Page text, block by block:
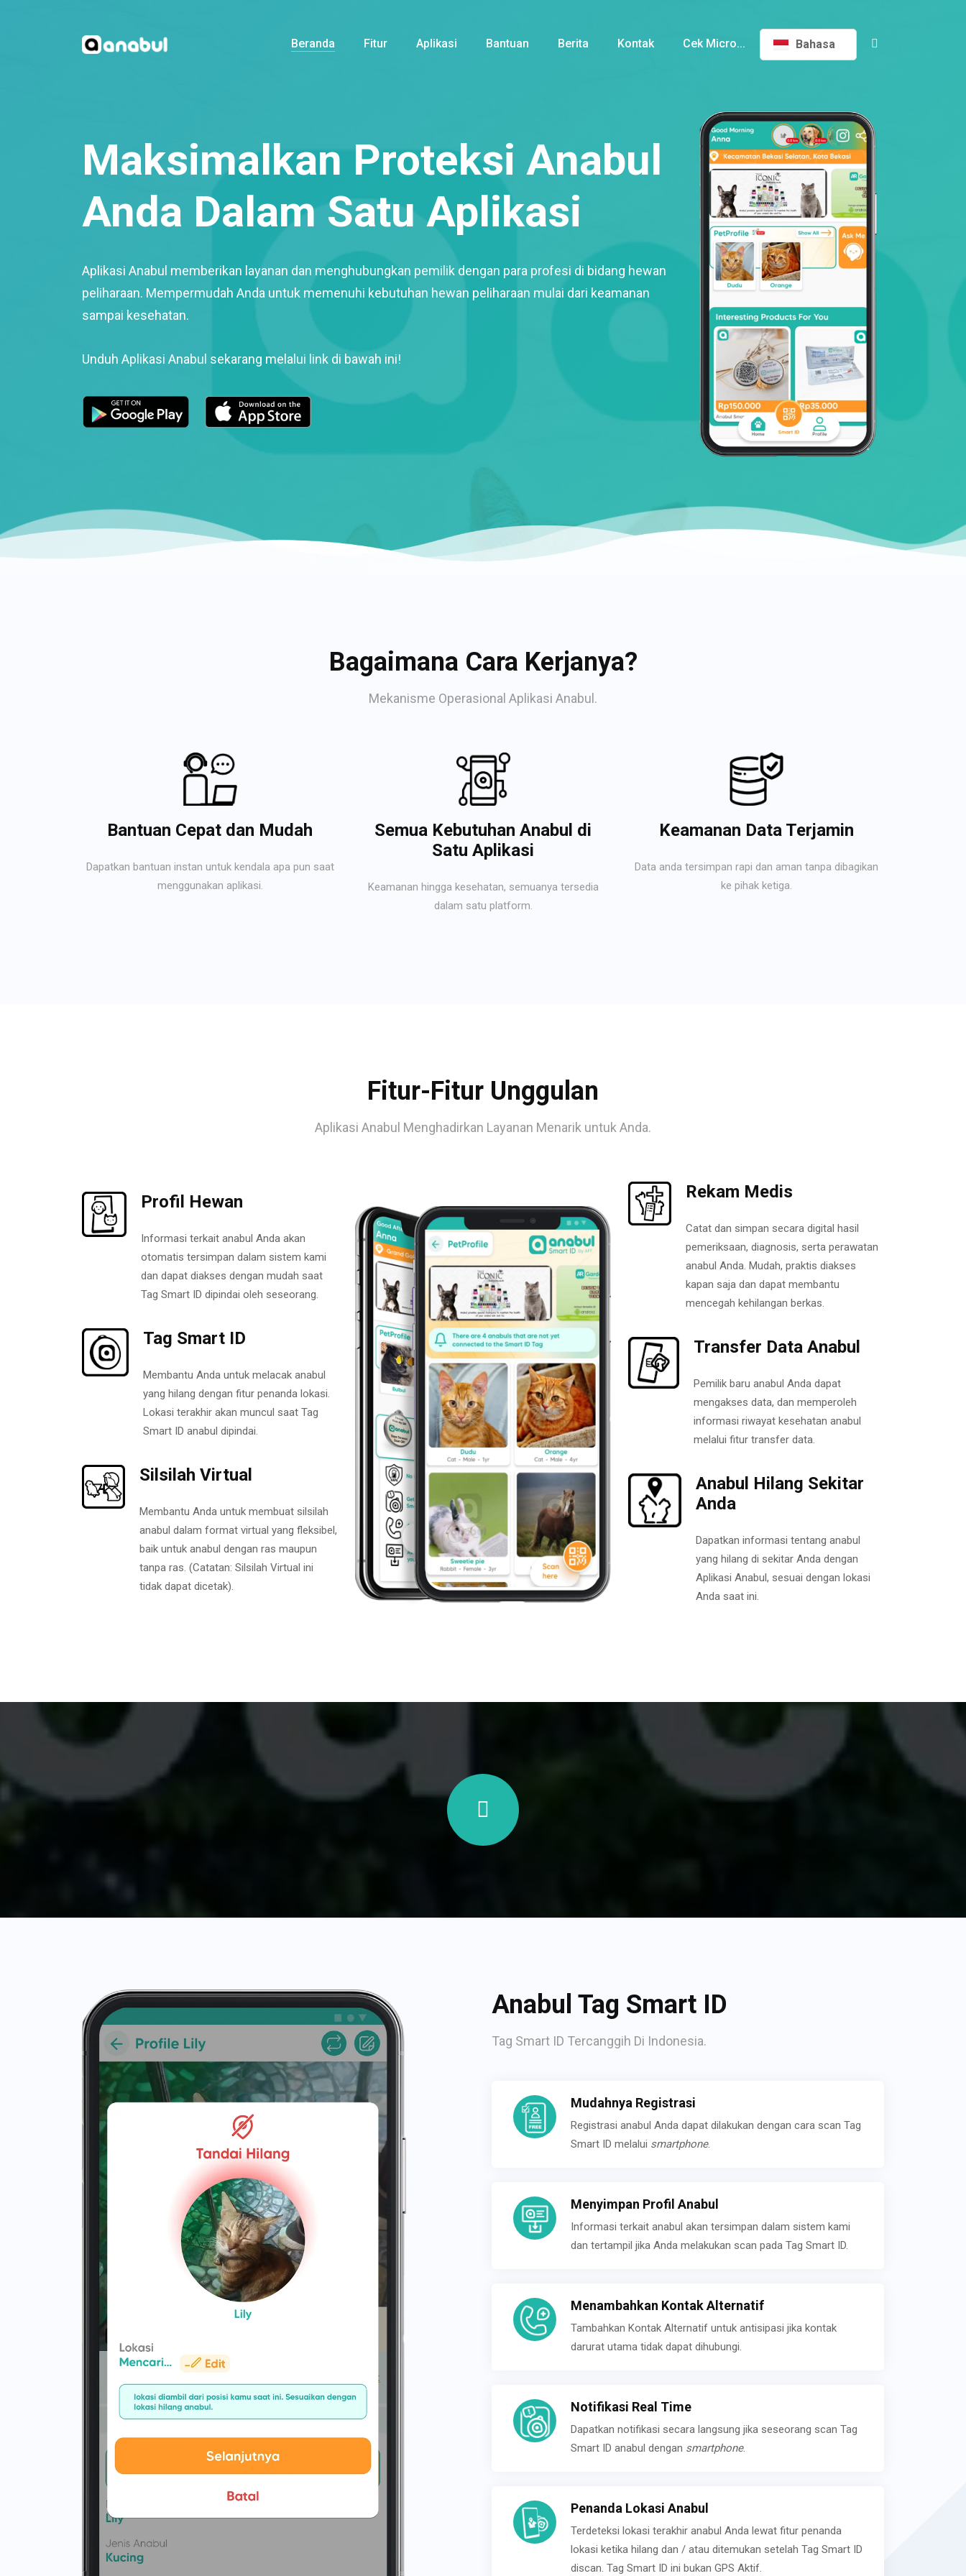
Beranda Fitur Aplikasi Bantuan Berita Kontak Cek Micro... Bahasa
Maksimalkan Proteksi Anabul
Anda Dalam Satu Aplikasi
Aplikasi Anabul memberikan layanan dan menghubungkan pemilik dengan para profesi di bidang hewan
peliharaan. Mempermudah Anda untuk memenuhi kebutuhan hewan peliharaan mulai dari keamanan
sampai kesehatan.
Unduh Aplikasi Anabul sekarang melalui link di bawah ini!
Bagaimana Cara Kerjanya?
Mekanisme Operasional Aplikasi Anabul.
Bantuan Cepat dan Mudah
Dapatkan bantuan instan untuk kendala apa pun saat
menggunakan aplikasi.
Semua Kebutuhan Anabul di
Satu Aplikasi
Keamanan hingga kesehatan, semuanya tersedia
dalam satu platform.
Keamanan Data Terjamin
Data anda tersimpan rapi dan aman tanpa dibagikan
ke pihak ketiga.
Fitur-Fitur Unggulan
Aplikasi Anabul Menghadirkan Layanan Menarik untuk Anda.
Profil Hewan
Informasi terkait anabul Anda akan
otomatis tersimpan dalam sistem kami
dan dapat diakses dengan mudah saat
Tag Smart ID dipindai oleh seseorang.
Tag Smart ID
Membantu Anda untuk melacak anabul
yang hilang dengan fitur penanda lokasi.
Lokasi terakhir akan muncul saat Tag
Smart ID anabul dipindai.
Silsilah Virtual
Membantu Anda untuk membuat silsilah
anabul dalam format virtual yang fleksibel,
baik untuk anabul dengan ras maupun
tanpa ras. (Catatan: Silsilah Virtual ini
tidak dapat dicetak).
Rekam Medis
Catat dan simpan secara digital hasil
pemeriksaan, diagnosis, serta perawatan
anabul Anda. Mudah, praktis diakses
kapan saja dan dapat membantu
mencegah kehilangan berkas.
Transfer Data Anabul
Pemilik baru anabul Anda dapat
mengakses data, dan memperoleh
informasi riwayat kesehatan anabul
melalui fitur transfer data.
Anabul Hilang Sekitar
Anda
Dapatkan informasi tentang anabul
yang hilang di sekitar Anda dengan
Aplikasi Anabul, sesuai dengan lokasi
Anda saat ini.
Anabul Tag Smart ID
Tag Smart ID Tercanggih Di Indonesia.
Mudahnya Registrasi
Registrasi anabul Anda dapat dilakukan dengan cara scan Tag
Smart ID melalui smartphone.
Menyimpan Profil Anabul
Informasi terkait anabul akan tersimpan dalam sistem kami
dan tertampil jika Anda melakukan scan pada Tag Smart ID.
Menambahkan Kontak Alternatif
Tambahkan Kontak Alternatif untuk antisipasi jika kontak
darurat utama tidak dapat dihubungi.
Notifikasi Real Time
Dapatkan notifikasi secara langsung jika seseorang scan Tag
Smart ID anabul dengan smartphone.
Penanda Lokasi Anabul
Terdeteksi lokasi terakhir anabul Anda lewat fitur penanda
lokasi ketika hilang dan / atau ditemukan setelah Tag Smart ID
discan. Tag Smart ID ini bukan GPS Aktif.